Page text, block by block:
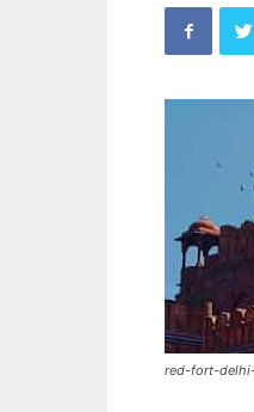
red-fort-delhi-